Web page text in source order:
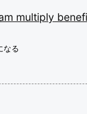
multiply
なる